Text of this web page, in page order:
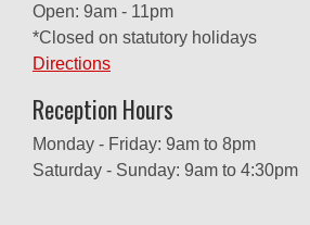
Open: 9am - 11pm
*Closed on statutory holidays
Directions
Reception Hours
Monday - Friday: 9am to 8pm
Saturday - Sunday: 9am to 4:30pm